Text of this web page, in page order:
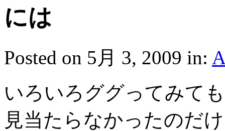
には
Posted on 5月 3, 2009 in:
いろいろググってみて
見当たらなかったのだ